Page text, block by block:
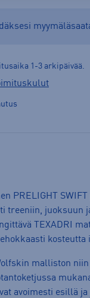
1-3 arkipäivää.
PRELIGHT
treeniin, juoksuun
TEXADRI
kosteutta
malliston
avoimesti esillä